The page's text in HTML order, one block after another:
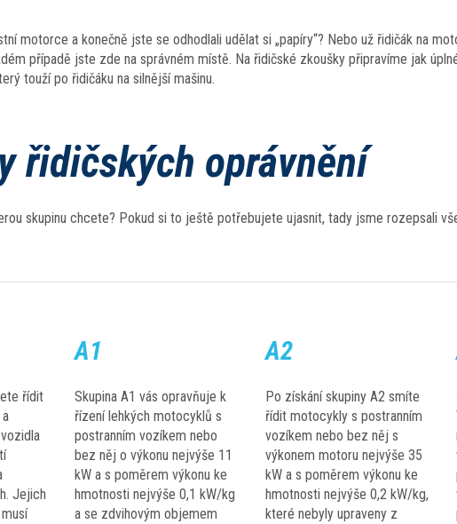
motorce a konečně jste se odhodlali udělat si „papíry“? Nebo už řidičák na
případě jste zde na správném místě. Na řidičské zkoušky připravíme jak
touží po řidičáku na silnější mašinu.
řidičských oprávnění
skupinu chcete? Pokud si to ještě potřebujete ujasnit, tady jsme rozepsali
řídit
Jejich
A1
Skupina A1 vás opravňuje k
řízení lehkých motocyklů s
postranním vozíkem nebo
bez něj o výkonu nejvýše 11
kW a s poměrem výkonu ke
hmotnosti nejvýše 0,1 kW/kg
a se zdvihovým objemem
A2
Po získání skupiny A2 smíte
řídit motocykly s postranním
vozíkem nebo bez něj s
výkonem motoru nejvýše 35
kW a s poměrem výkonu ke
hmotnosti nejvýše 0,2 kW/kg,
které nebyly upraveny z